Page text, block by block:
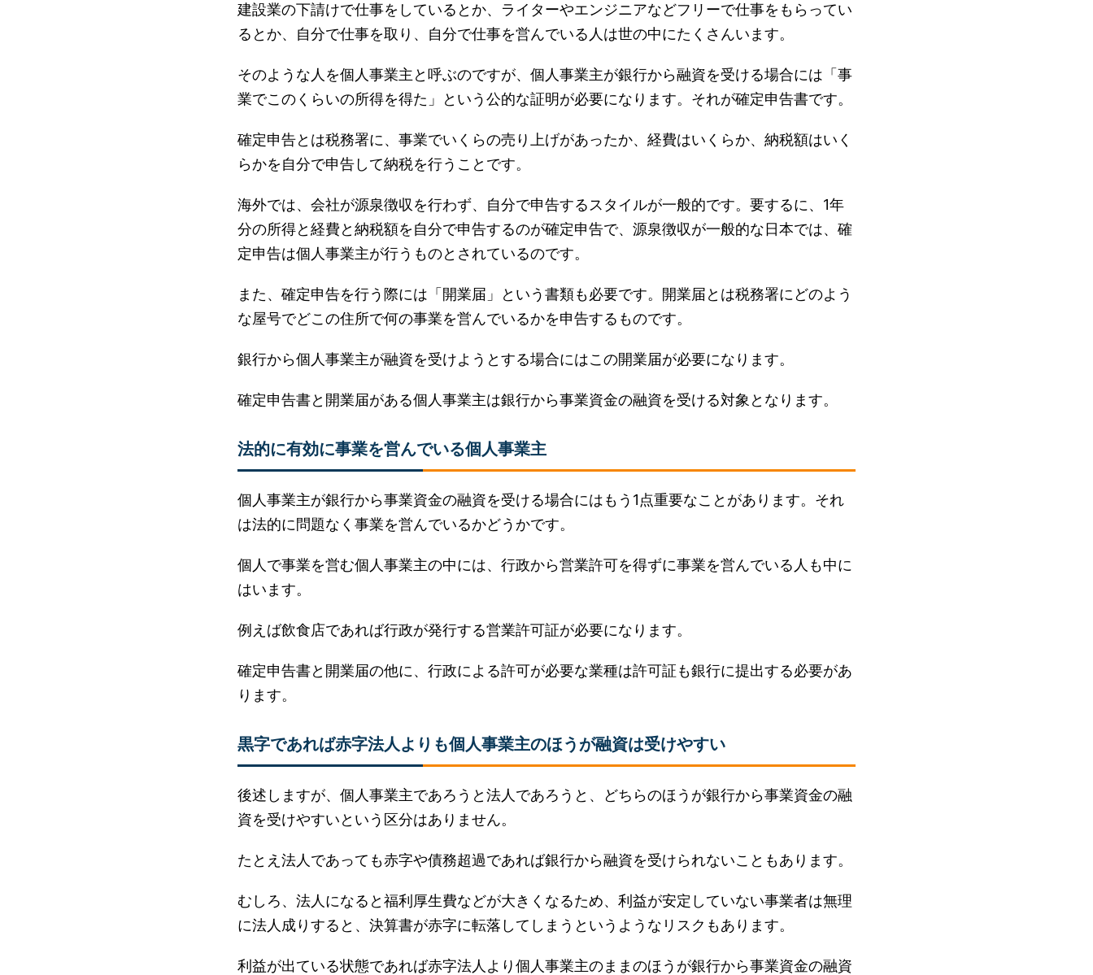
建設業の下請けで仕事をしているとか、ライターやエンジニアなどフリーで仕事をもらってい
るとか、自分で仕事を取り、自分で仕事を営んでいる人は世の中にたくさんいます。
そのような人を個人事業主と呼ぶのですが、個人事業主が銀行から融資を受ける場合には「事
業でこのくらいの所得を得た」という公的な証明が必要になります。それが確定申告書です。
確定申告とは税務署に、事業でいくらの売り上げがあったか、経費はいくらか、納税額はいく
らかを自分で申告して納税を行うことです。
海外では、会社が源泉徴収を行わず、自分で申告するスタイルが一般的です。要するに、1年
分の所得と経費と納税額を自分で申告するのが確定申告で、源泉徴収が一般的な日本では、確
定申告は個人事業主が行うものとされているのです。
また、確定申告を行う際には「開業届」という書類も必要です。開業届とは税務署にどのよう
な屋号でどこの住所で何の事業を営んでいるかを申告するものです。
銀行から個人事業主が融資を受けようとする場合にはこの開業届が必要になります。
確定申告書と開業届がある個人事業主は銀行から事業資金の融資を受ける対象となります。
法的に有効に事業を営んでいる個人事業主
個人事業主が銀行から事業資金の融資を受ける場合にはもう1点重要なことがあります。それ
は法的に問題なく事業を営んでいるかどうかです。
個人で事業を営む個人事業主の中には、行政から営業許可を得ずに事業を営んでいる人も中に
はいます。
例えば飲食店であれば行政が発行する営業許可証が必要になります。
確定申告書と開業届の他に、行政による許可が必要な業種は許可証も銀行に提出する必要があ
ります。
黒字であれば赤字法人よりも個人事業主のほうが融資は受けやすい
後述しますが、個人事業主であろうと法人であろうと、どちらのほうが銀行から事業資金の融
資を受けやすいという区分はありません。
たとえ法人であっても赤字や債務超過であれば銀行から融資を受けられないこともあります。
むしろ、法人になると福利厚生費などが大きくなるため、利益が安定していない事業者は無理
に法人成りすると、決算書が赤字に転落してしまうというようなリスクもあります。
利益が出ている状態であれば赤字法人より個人事業主のままのほうが銀行から事業資金の融資